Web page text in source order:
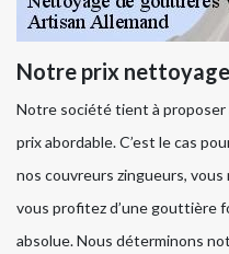
Notre prix
Notre société tient à proposer
prix abordable. C’est le cas
nos couvreurs zingueurs,
vous profitez d’une gouttière
absolue. Nous déterminons